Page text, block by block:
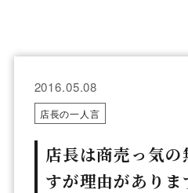
2016.05.08
店長の一人言
店長は商売っ気
すが理由がありま